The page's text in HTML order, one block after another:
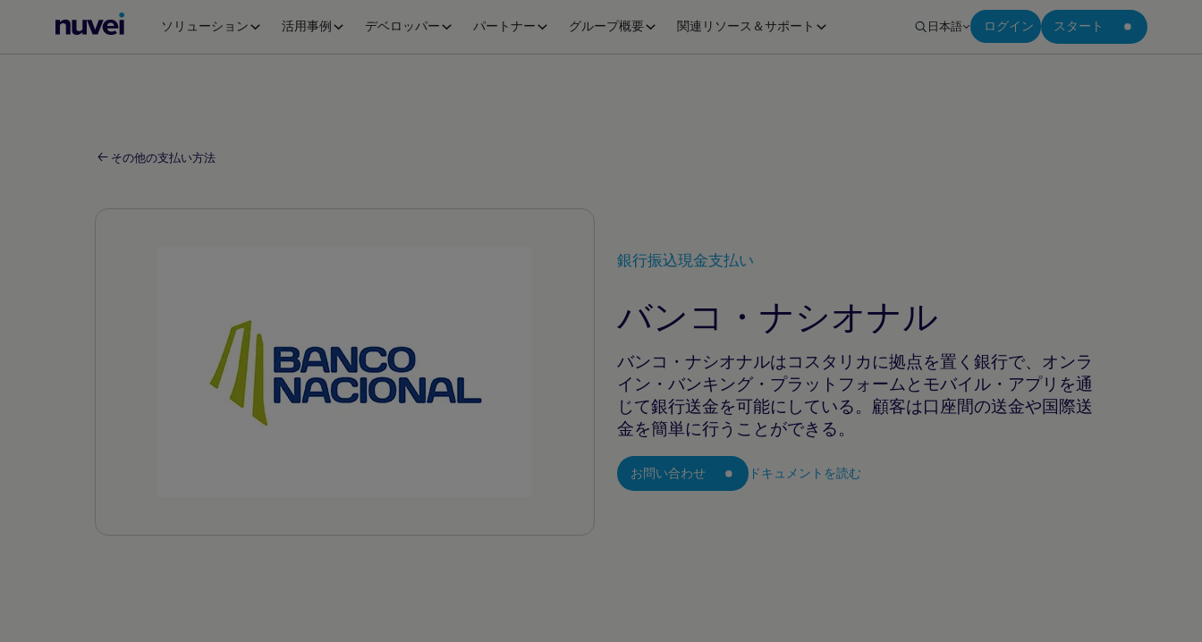
Nuvei
ジ
ソリューション 活用事例 デベロッパー パートナー グループ概要 関連リソース＆サポート 日本語 ログイン スタート
その他の支払い方法
銀行振込現金支払い
バンコ・ナシオナル
バンコ・ナシオナルはコスタリカに拠点を置く銀行で、オンラ
イン・バンキング・プラットフォームとモバイル・アプリを通
じて銀行送金を可能にしている。顧客は口座間の送金や国際送
金を簡単に行うことができる。
お問い合わせ ドキュメントを読む